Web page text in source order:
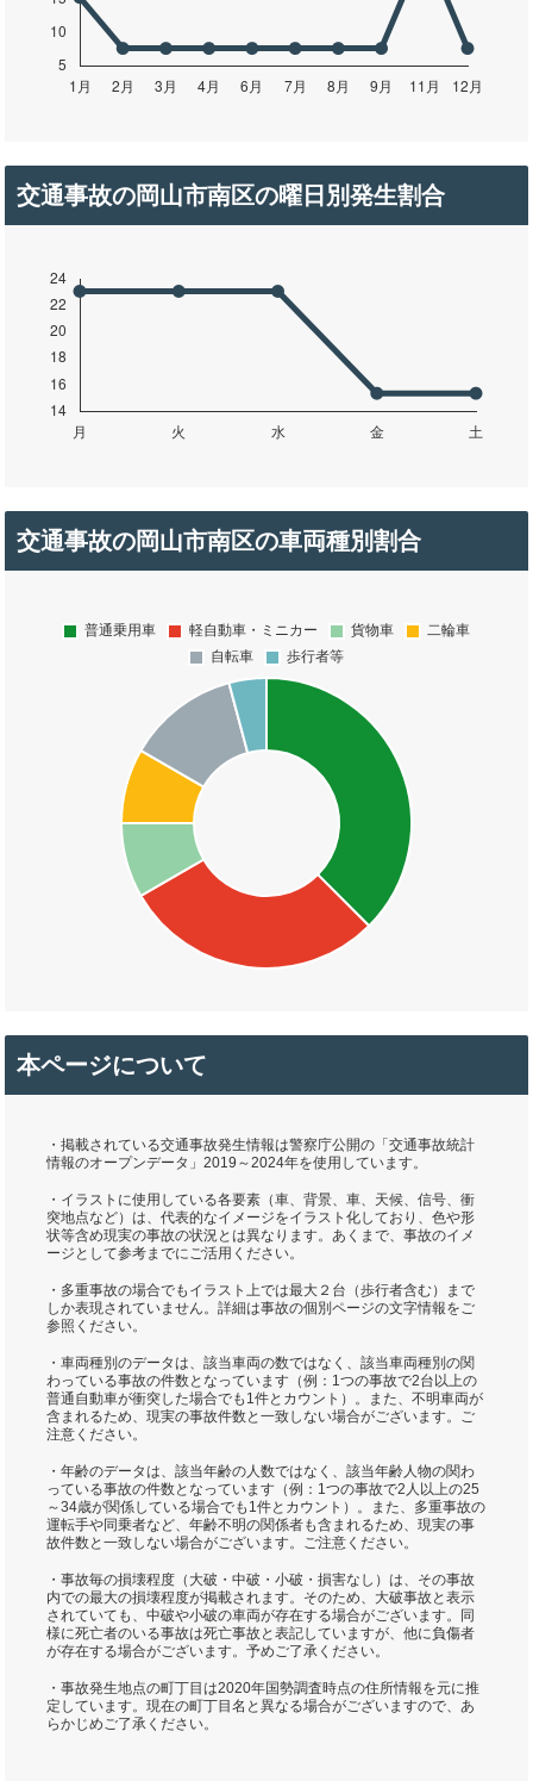
交通事故の岡山市南区の曜日別発生割合
交通事故の岡山市南区の車両種別割合
本ページについて
・掲載されている交通事故発生情報は警察庁公開の「交通事故統計
情報のオープンデータ」2019～2024年を使用しています。
・イラストに使用している各要素（車、背景、車、天候、信号、衝
突地点など）は、代表的なイメージをイラスト化しており、色や形
状等含め現実の事故の状況とは異なります。あくまで、事故のイメ
ージとして参考までにご活用ください。
・多重事故の場合でもイラスト上では最大２台（歩行者含む）まで
しか表現されていません。詳細は事故の個別ページの文字情報をご
参照ください。
・車両種別のデータは、該当車両の数ではなく、該当車両種別の関
わっている事故の件数となっています（例：1つの事故で2台以上の
普通自動車が衝突した場合でも1件とカウント）。また、不明車両が
含まれるため、現実の事故件数と一致しない場合がございます。ご
注意ください。
・年齢のデータは、該当年齢の人数ではなく、該当年齢人物の関わ
っている事故の件数となっています（例：1つの事故で2人以上の25
～34歳が関係している場合でも1件とカウント）。また、多重事故の
運転手や同乗者など、年齢不明の関係者も含まれるため、現実の事
故件数と一致しない場合がございます。ご注意ください。
・事故毎の損壊程度（大破・中破・小破・損害なし）は、その事故
内での最大の損壊程度が掲載されます。そのため、大破事故と表示
されていても、中破や小破の車両が存在する場合がございます。同
様に死亡者のいる事故は死亡事故と表記していますが、他に負傷者
が存在する場合がございます。予めご了承ください。
・事故発生地点の町丁目は2020年国勢調査時点の住所情報を元に推
定しています。現在の町丁目名と異なる場合がございますので、あ
らかじめご了承ください。